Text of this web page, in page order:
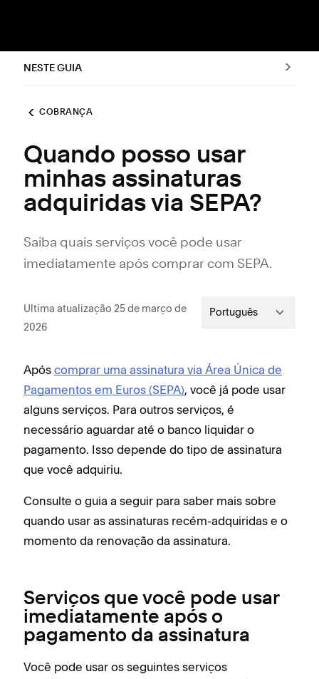
NESTE GUIA
COBRANÇA
Quando posso usar
minhas assinaturas
adquiridas via SEPA?
Saiba quais serviços você pode usar
imediatamente após comprar com SEPA.
Ultima atualização 25 de março de
2026
Português
Após comprar uma assinatura via Área Única de
Pagamentos em Euros (SEPA), você já pode usar
alguns serviços. Para outros serviços, é
necessário aguardar até o banco liquidar o
pagamento. Isso depende do tipo de assinatura
que você adquiriu.
Consulte o guia a seguir para saber mais sobre
quando usar as assinaturas recém-adquiridas e o
momento da renovação da assinatura.
Serviços que você pode usar
imediatamente após o
pagamento da assinatura
Você pode usar os seguintes serviços